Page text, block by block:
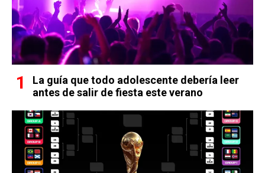
La guía que todo adolescente debería leer
antes de salir de fiesta este verano